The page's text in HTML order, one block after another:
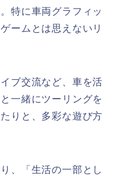
特に車両グラフィッ
ームとは思えないリ
ブ交流など、車を活
一緒にツーリングを
りと、多彩な遊び方
、「生活の一部とし